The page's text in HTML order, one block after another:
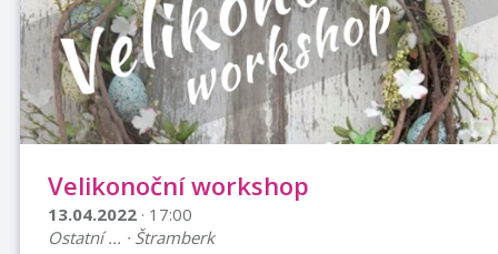
Velikonoční workshop
13.04.2022 · 17:00
Ostatní ... · Štramberk